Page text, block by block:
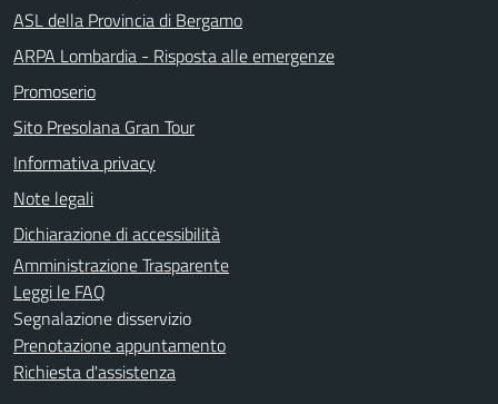
ASL della Provincia di Bergamo
ARPA Lombardia - Risposta alle emergenze
Promoserio
Sito Presolana Gran Tour
Informativa privacy
Note legali
Dichiarazione di accessibilità
Amministrazione Trasparente
Leggi le FAQ
Segnalazione disservizio
Prenotazione appuntamento
Richiesta d'assistenza